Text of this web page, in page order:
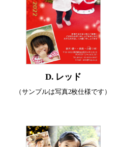
D. レッド
（サンプルは写真2枚仕様です）